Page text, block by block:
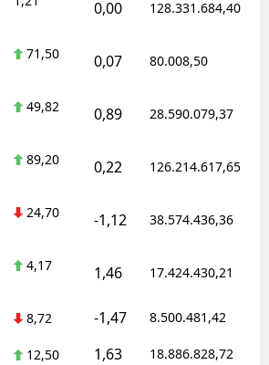
0,00 128.331.684,40
71,50 0,07 80.008,50
49,82 0,89 28.590.079,37
89,20 0,22 126.214.617,65
24,70 -1,12 38.574.436,36
4,17 1,46 17.424.430,21
8,72 -1,47 8.500.481,42
12,50 1,63 18.886.828,72